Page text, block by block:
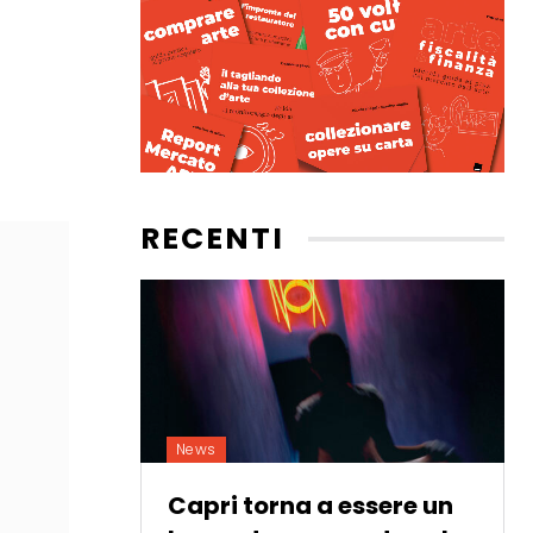
RECENTI
News
Capri torna a essere un